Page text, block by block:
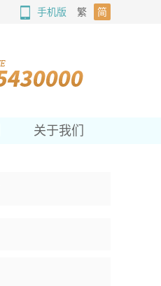
手机版 繁 简
关于我们